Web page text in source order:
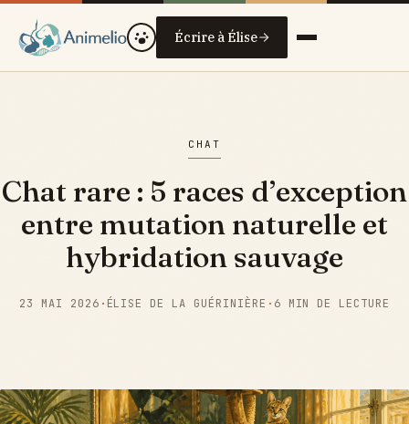
Écrire à Élise
CHAT
Chat rare : 5 races d’exception
entre mutation naturelle et
hybridation sauvage
23 MAI 2026 · ÉLISE DE LA GUÉRINIÈRE · 6 MIN DE LECTURE